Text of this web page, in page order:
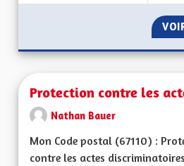
Protection contre les
Nathan Bauer
Mon Code postal (67110) :
contre les actes